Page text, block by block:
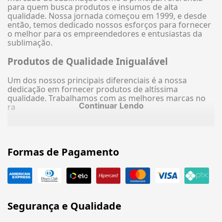
para quem busca produtos e insumos de alta
qualidade. Nossa jornada começou em 1999, e desde
então, temos dedicado nossos esforços para fornecer
o melhor para os empreendedores e entusiastas da
sublimação.
Produtos de Qualidade Inigualável
Um dos nossos principais diferenciais é a nossa
dedicação em fornecer produtos de altíssima
qualidade. Trabalhamos com as melhores marcas no
ra
Continuar Lendo
Formas de Pagamento
Segurança e Qualidade